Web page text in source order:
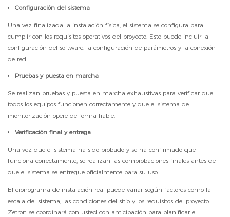
Configuración del sistema
Una vez finalizada la instalación física, el sistema se configura para
cumplir con los requisitos operativos del proyecto. Esto puede incluir la
configuración del software, la configuración de parámetros y la conexión
de red.
Pruebas y puesta en marcha
Se realizan pruebas y puesta en marcha exhaustivas para verificar que
todos los equipos funcionen correctamente y que el sistema de
monitorización opere de forma fiable.
Verificación final y entrega
Una vez que el sistema ha sido probado y se ha confirmado que
funciona correctamente, se realizan las comprobaciones finales antes de
que el sistema se entregue oficialmente para su uso.
El cronograma de instalación real puede variar según factores como la
escala del sistema, las condiciones del sitio y los requisitos del proyecto.
Zetron se coordinará con usted con anticipación para planificar el